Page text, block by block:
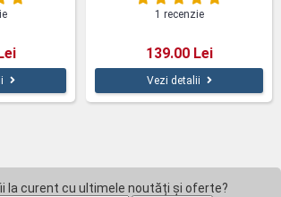
1 recenzie
139.00 Lei
Vezi detalii
la curent cu ultimele noutăți și oferte?